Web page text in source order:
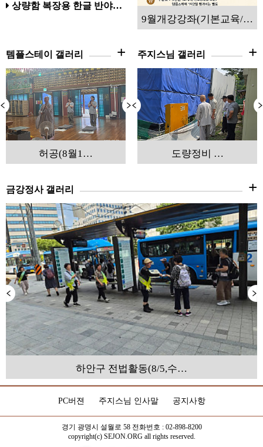
상량함 복장용 한글 반야…
9월개강강좌(기본교육/…
템플스테이 갤러리 +
허공(8월1… 나눔템플스…
주지스님 갤러리 +
6월 사찰운… 도량정비 …
금강정사 갤러리 +
하안구 전법활동(8/5,수…
PC버젼 주지스님 인사말 공지사항
경기 광명시 설월로 58 전화번호 : 02-898-8200
copyright(c) SEJON.ORG all rights reserved.